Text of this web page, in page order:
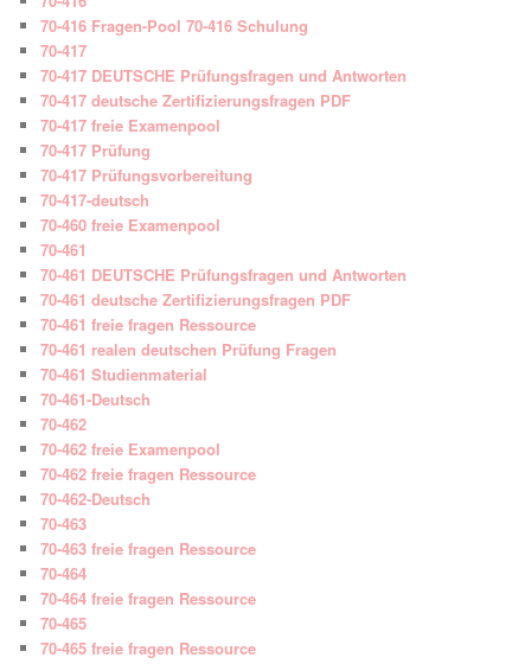
70-416 Fragen-Pool 70-416 Schulung
70-417
70-417 DEUTSCHE Prüfungsfragen und Antworten
70-417 deutsche Zertifizierungsfragen PDF
70-417 freie Examenpool
70-417 Prüfung
70-417 Prüfungsvorbereitung
70-417-deutsch
70-460 freie Examenpool
70-461
70-461 DEUTSCHE Prüfungsfragen und Antworten
70-461 deutsche Zertifizierungsfragen PDF
70-461 freie fragen Ressource
70-461 realen deutschen Prüfung Fragen
70-461 Studienmaterial
70-461-Deutsch
70-462
70-462 freie Examenpool
70-462 freie fragen Ressource
70-462-Deutsch
70-463
70-463 freie fragen Ressource
70-464
70-464 freie fragen Ressource
70-465
70-465 freie fragen Ressource